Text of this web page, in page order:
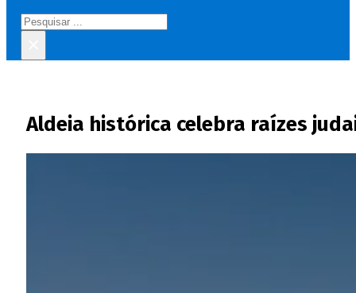
Pesquisar
Aldeia histórica celebra raízes